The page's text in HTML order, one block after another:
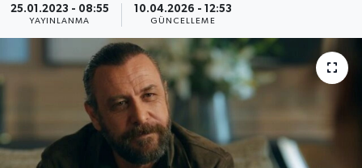
25.01.2023 - 08:55
YAYINLANMA
10.04.2026 - 12:53
GÜNCELLEME
Süper Lig Puan Durumu ve Fikstür
Tüm Manşetler
Son Dakika Haberleri
Haber Arşivi